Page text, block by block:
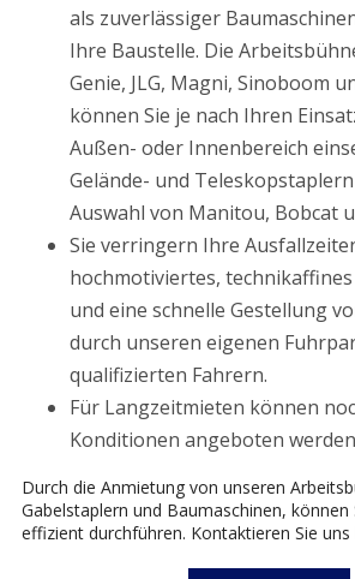
als zuverlässiger
Ihre Baustelle. Die
Genie, JLG, Magni, Sinoboom
können Sie je nach Ihren
Außen- oder Innenbereich
Gelände- und
Auswahl von Manitou, Bobcat
Sie verringern Ihre
hochmotiviertes,
und eine schnelle Gestellung
durch unseren eigenen
qualifizierten Fahrern.
Für Langzeitmieten können
Konditionen angeboten
Durch die Anmietung von unseren
Gabelstaplern und Baumaschinen, können
effizient durchführen. Kontaktieren Sie uns